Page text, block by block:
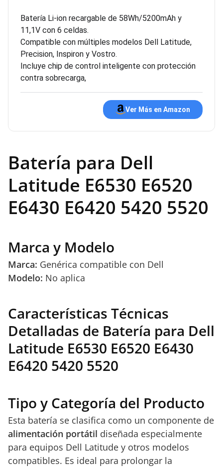
Batería Li-ion recargable de 58Wh/5200mAh y
11,1V con 6 celdas.
Compatible con múltiples modelos Dell Latitude,
Precision, Inspiron y Vostro.
Incluye chip de control inteligente con protección
contra sobrecarga,
Ver Más en Amazon
Batería para Dell
Latitude E6530 E6520
E6430 E6420 5420 5520
Marca y Modelo
Marca: Genérica compatible con Dell
Modelo: No aplica
Características Técnicas
Detalladas de Batería para Dell
Latitude E6530 E6520 E6430
E6420 5420 5520
Tipo y Categoría del Producto
Esta batería se clasifica como un componente de
alimentación portátil diseñada especialmente
para equipos Dell Latitude y otros modelos
compatibles. Es ideal para prolongar la